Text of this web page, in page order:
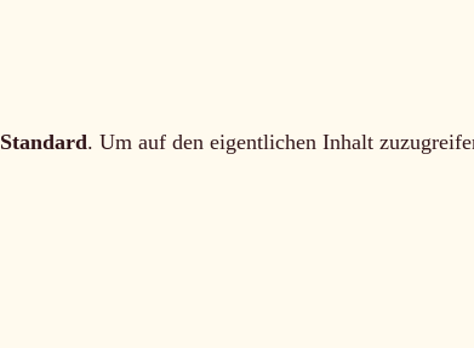
Standard. Um auf den eigentlichen Inhalt